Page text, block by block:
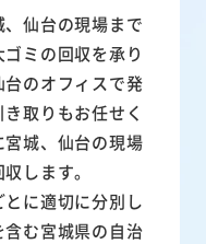
仙台の現場まで
ミの回収を承り
のオフィスで発
取りもお任せく
城、仙台の現場
します。
に適切に分別し
含む宮城県の自治